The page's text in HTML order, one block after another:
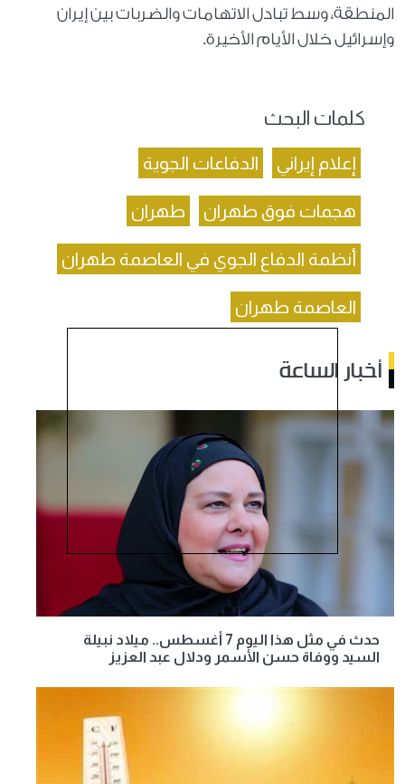
المنطقة، وسط تبادل الاتهامات والضربات بين إيران
وإسرائيل خلال الأيام الأخيرة.
كلمات البحث
إعلام إيراني الدفاعات الجوية
هجمات فوق طهران طهران
أنظمة الدفاع الجوي في العاصمة طهران
العاصمة طهران
أخبار الساعة
حدث في مثل هذا اليوم 7 أغسطس.. ميلاد نبيلة
السيد ووفاة حسن الأسمر ودلال عبد العزيز